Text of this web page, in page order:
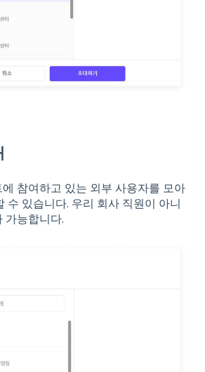
참여하고 있는 외부 사용자를 모아
수 있습니다. 우리 회사 직원이 아니
가능합니다.